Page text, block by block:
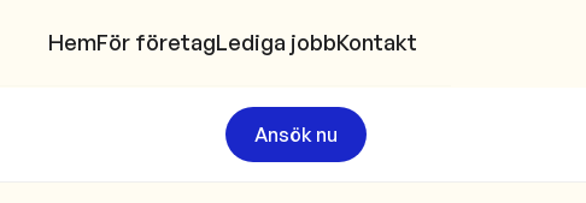
HemFör företagLediga jobbKontakt
Ansök nu